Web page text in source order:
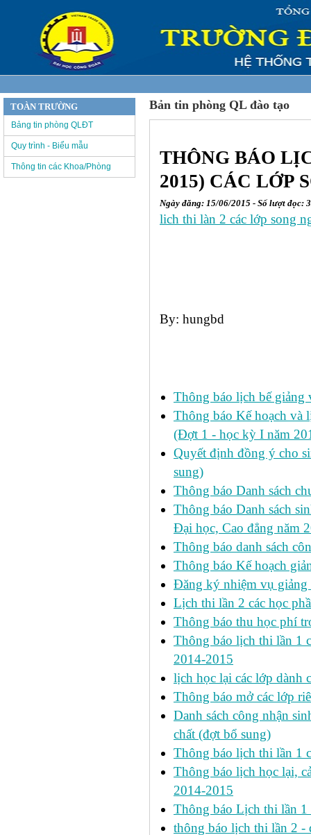
Bản tin phòng QL đào tạo
THÔNG BÁO
2015) CÁC LỚP
Ngày đăng: 15/06/2015 - Số lượt đọc:
lich thi làn 2 các lớp song
By: hungbd
Thông báo lịch bế giảng
Thông báo Kế hoạch
(Đợt 1 - học kỳ I năm
Quyết định đồng ý cho
sung)
Thông báo Danh sách
Thông báo Danh sách
Đại học, Cao đẳng năm
Thông báo danh sách
Thông báo Kế hoạch
Đăng ký nhiệm vụ giảng
Lịch thi lần 2 các học
Thông báo thu học phí
Thông báo lịch thi lần 1
2014-2015
lịch học lại các lớp dành
Thông báo mở các lớp
Danh sách công nhận
chất (đợt bổ sung)
Thông báo lịch thi lần 1
Thông báo lịch học lại,
2014-2015
Thông báo Lịch thi lần
thông báo lịch thi lần 2 -
TOÀN TRƯỜNG
Bảng tin phòng QLĐT
Quy trình - Biểu mẫu
Thông tin các Khoa/Phòng